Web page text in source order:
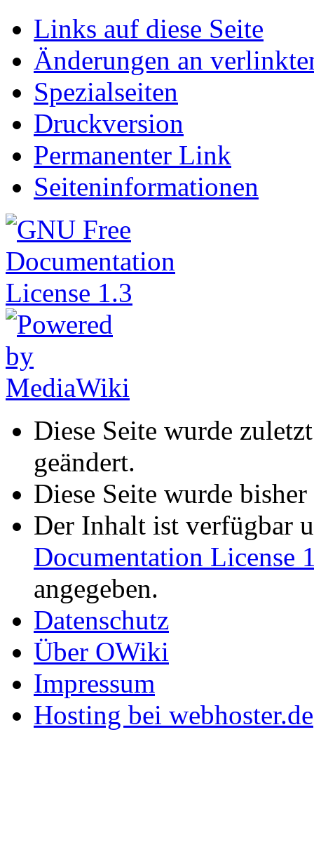
Links auf diese Seite
Änderungen an
Spezialseiten
Druckversion
Permanenter Link
Seiteninformationen
Diese Seite wurde
geändert.
Diese Seite wurde
Der Inhalt ist verfügbar
Documentation License
angegeben.
Datenschutz
Über OWiki
Impressum
Hosting bei webhoster.de